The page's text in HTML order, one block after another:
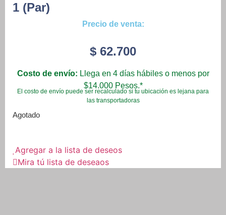
1 (Par)
Precio de venta:
$ 62.700
Costo de envío: Llega en 4 días hábiles o menos por
$14.000 Pesos.*
El costo de envío puede ser recalculado si tu ubicación es lejana para
las transportadoras
Agotado
Agregar a la lista de deseos
Mira tú lista de deseaos